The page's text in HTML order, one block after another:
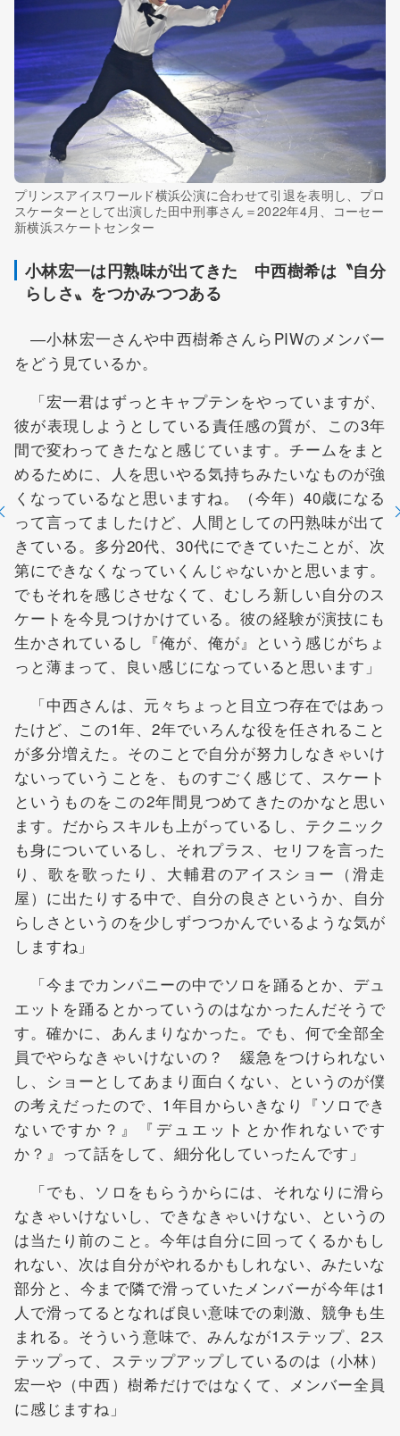
プリンスアイスワールド横浜公演に合わせて引退を表明し、プロ
スケーターとして出演した田中刑事さん＝2022年4月、コーセー
新横浜スケートセンター
小林宏一は円熟味が出てきた 中西樹希は〝自分
らしさ〟をつかみつつある
―小林宏一さんや中西樹希さんらPIWのメンバー
をどう見ているか。
「宏一君はずっとキャプテンをやっていますが、
彼が表現しようとしている責任感の質が、この3年
間で変わってきたなと感じています。チームをまと
めるために、人を思いやる気持ちみたいなものが強
くなっているなと思いますね。（今年）40歳になる
って言ってましたけど、人間としての円熟味が出て
きている。多分20代、30代にできていたことが、次
第にできなくなっていくんじゃないかと思います。
でもそれを感じさせなくて、むしろ新しい自分のス
ケートを今見つけかけている。彼の経験が演技にも
生かされているし『俺が、俺が』という感じがちょ
っと薄まって、良い感じになっていると思います」
「中西さんは、元々ちょっと目立つ存在ではあっ
たけど、この1年、2年でいろんな役を任されること
が多分増えた。そのことで自分が努力しなきゃいけ
ないっていうことを、ものすごく感じて、スケート
というものをこの2年間見つめてきたのかなと思い
ます。だからスキルも上がっているし、テクニック
も身についているし、それプラス、セリフを言った
り、歌を歌ったり、大輔君のアイスショー（滑走
屋）に出たりする中で、自分の良さというか、自分
らしさというのを少しずつつかんでいるような気が
しますね」
「今までカンパニーの中でソロを踊るとか、デュ
エットを踊るとかっていうのはなかったんだそうで
す。確かに、あんまりなかった。でも、何で全部全
員でやらなきゃいけないの？ 緩急をつけられない
し、ショーとしてあまり面白くない、というのが僕
の考えだったので、1年目からいきなり『ソロでき
ないですか？』『デュエットとか作れないです
か？』って話をして、細分化していったんです」
「でも、ソロをもらうからには、それなりに滑ら
なきゃいけないし、できなきゃいけない、というの
は当たり前のこと。今年は自分に回ってくるかもし
れない、次は自分がやれるかもしれない、みたいな
部分と、今まで隣で滑っていたメンバーが今年は1
人で滑ってるとなれば良い意味での刺激、競争も生
まれる。そういう意味で、みんなが1ステップ、2ス
テップって、ステップアップしているのは（小林）
宏一や（中西）樹希だけではなくて、メンバー全員
に感じますね」